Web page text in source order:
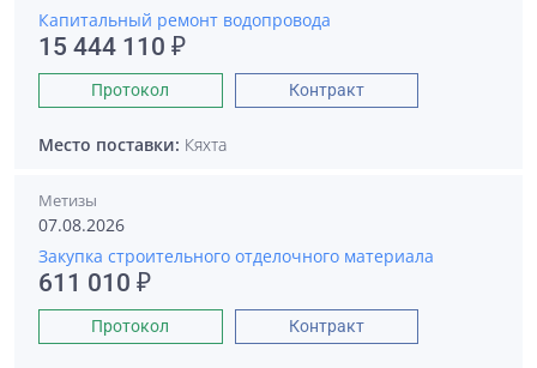
Капитальный ремонт водопровода
15 444 110 ₽
Протокол Контракт
Место поставки: Кяхта
Метизы
07.08.2026
Закупка строительного отделочного материала
611 010 ₽
Протокол Контракт